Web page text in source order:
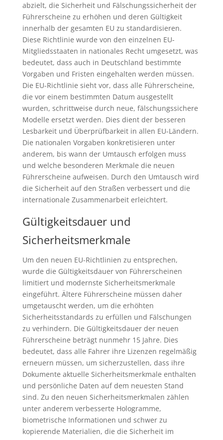
abzielt, die Sicherheit und Fälschungssicherheit der
Führerscheine zu erhöhen und deren Gültigkeit
innerhalb der gesamten EU zu standardisieren.
Diese Richtlinie wurde von den einzelnen EU-
Mitgliedsstaaten in nationales Recht umgesetzt, was
bedeutet, dass auch in Deutschland bestimmte
Vorgaben und Fristen eingehalten werden müssen.
Die EU-Richtlinie sieht vor, dass alle Führerscheine,
die vor einem bestimmten Datum ausgestellt
wurden, schrittweise durch neue, fälschungssichere
Modelle ersetzt werden. Dies dient der besseren
Lesbarkeit und Überprüfbarkeit in allen EU-Ländern.
Die nationalen Vorgaben konkretisieren unter
anderem, bis wann der Umtausch erfolgen muss
und welche besonderen Merkmale die neuen
Führerscheine aufweisen. Durch den Umtausch wird
die Sicherheit auf den Straßen verbessert und die
internationale Zusammenarbeit erleichtert.
Gültigkeitsdauer und
Sicherheitsmerkmale
Um den neuen EU-Richtlinien zu entsprechen,
wurde die Gültigkeitsdauer von Führerscheinen
limitiert und modernste Sicherheitsmerkmale
eingeführt. Ältere Führerscheine müssen daher
umgetauscht werden, um die erhöhten
Sicherheitsstandards zu erfüllen und Fälschungen
zu verhindern. Die Gültigkeitsdauer der neuen
Führerscheine beträgt nunmehr 15 Jahre. Dies
bedeutet, dass alle Fahrer ihre Lizenzen regelmäßig
erneuern müssen, um sicherzustellen, dass ihre
Dokumente aktuelle Sicherheitsmerkmale enthalten
und persönliche Daten auf dem neuesten Stand
sind. Zu den neuen Sicherheitsmerkmalen zählen
unter anderem verbesserte Hologramme,
biometrische Informationen und schwer zu
kopierende Materialien, die die Sicherheit im